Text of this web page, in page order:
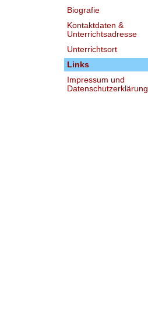
Biografie
Kontaktdaten &
Unterrichtsadresse
Unterrichtsort
Links
Impressum und
Datenschutzerklärung